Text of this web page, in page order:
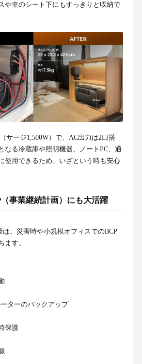
や車のシート下にもすっきりと収納で
サージ1,500W）で、AC出力は2口搭
なる冷蔵庫や照明機器、ノートPC、通
使用できるため、いざという時も安心
事業継続計画）にも大活躍
は、災害時や小規模オフィスでのBCP
ます。
ターのバックアップ
保護